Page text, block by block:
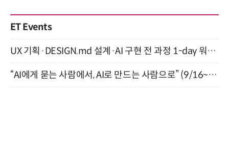
ET Events
UX 기획·DESIGN.md 설계·AI 구현 전 과정 1-day 워크숍 with Claude Code·Codex 9월 15일 개최
“AI에게 묻는 사람에서, AI로 만드는 사람으로” (9/16~17)